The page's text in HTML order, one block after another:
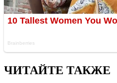
ЧИТАЙТЕ ТАКЖЕ